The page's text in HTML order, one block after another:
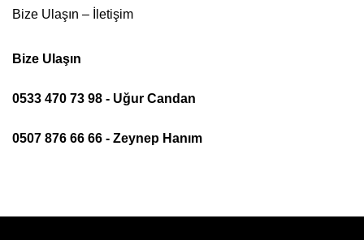
Bize Ulaşın – İletişim
Bize Ulaşın
0533 470 73 98 - Uğur Candan
0507 876 66 66 - Zeynep Hanım